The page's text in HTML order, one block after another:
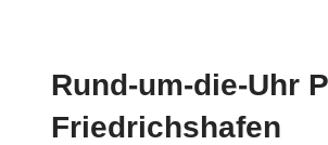
Rund-um-die-Uhr
Friedrichshafen